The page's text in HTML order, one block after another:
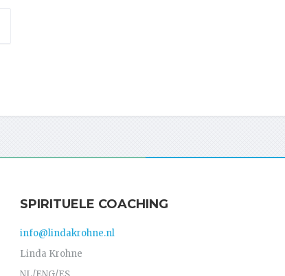
SPIRITUELE COACHING
info@lindakrohne.nl
Linda Krohne